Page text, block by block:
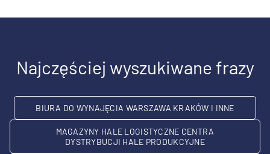
Najczęściej wyszukiwane frazy
BIURA DO WYNAJĘCIA WARSZAWA KRAKÓW I INNE
MAGAZYNY HALE LOGISTYCZNE CENTRA
DYSTRYBUCJI HALE PRODUKCYJNE